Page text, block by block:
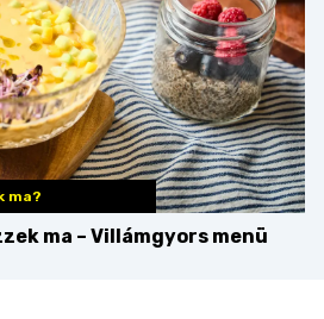
ma?
ma – Villámgyors menü